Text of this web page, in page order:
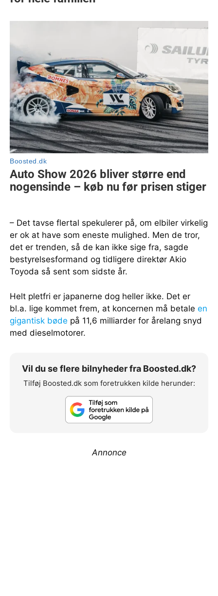
– Det tavse flertal spekulerer på, om elbiler virkelig
er ok at have som eneste mulighed. Men de tror,
det er trenden, så de kan ikke sige fra, sagde
bestyrelsesformand og tidligere direktør Akio
Toyoda så sent som sidste år.
Helt pletfri er japanerne dog heller ikke. Det er
bl.a. lige kommet frem, at koncernen må betale en
gigantisk bøde på 11,6 milliarder for årelang snyd
med dieselmotorer.
Vil du se flere bilnyheder fra Boosted.dk?
Tilføj Boosted.dk som foretrukken kilde herunder:
Annonce